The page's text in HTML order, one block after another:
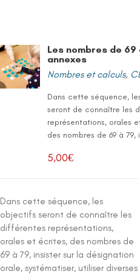
Les nombres de 69
annexes
Nombres et calculs,
Dans cette séquence,
seront de connaître les
représentations, orales
des nombres de 69 à 79,
5,00€
Dans cette séquence, les
objectifs seront de connaître les
différentes représentations,
orales et écrites, des nombres de
69 à 79, insister sur la désignation
orale, systématiser, utiliser diverses